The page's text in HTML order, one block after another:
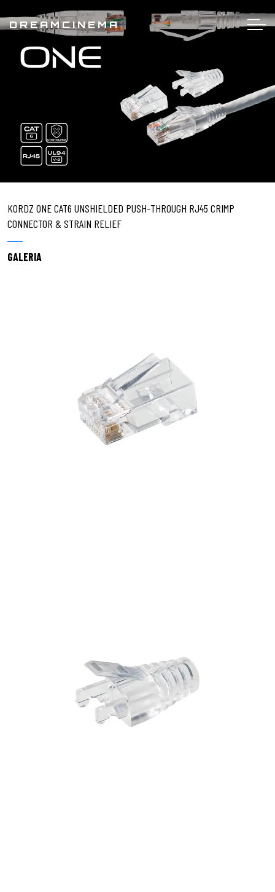
DREAMCINEMA
KORDZ ONE CAT6 UNSHIELDED PUSH-THROUGH RJ45 CRIMP
CONNECTOR & STRAIN RELIEF
GALERIA